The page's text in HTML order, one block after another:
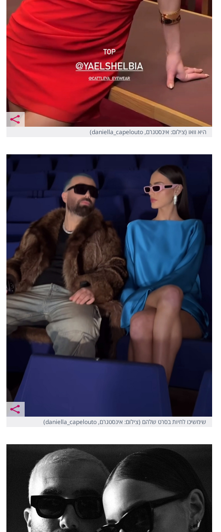
היא וואו (צילום: אינסטגרם, daniella_capelouto)
שימשיכו לחיות בסרט שלהם (צילום: אינסטגרם, daniella_capelouto)